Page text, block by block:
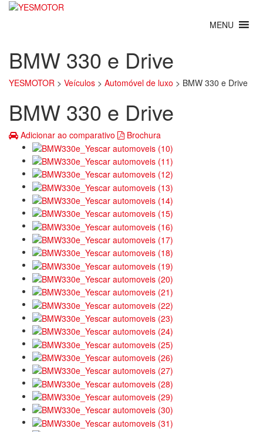
BMW 330 e Drive
YESMOTOR > Veículos > Automóvel de luxo > BMW 330 e Drive
BMW 330 e Drive
Adicionar ao comparativo Brochura